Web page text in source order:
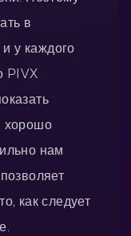
в
и у каждого
PIVX
хорошо
нам
как следует